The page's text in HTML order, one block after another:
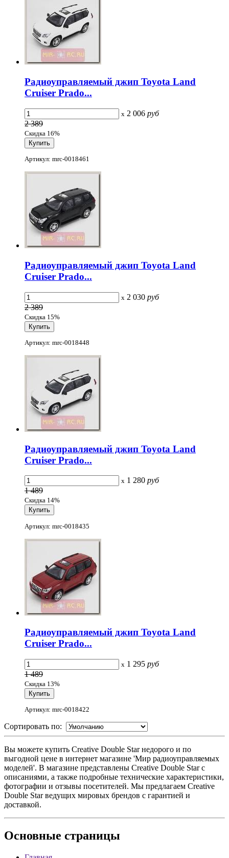
Радиоуправляемый джип Toyota Land
Cruiser Prado...
x 2 006 руб
2 389
Скидка 16%
Артикул: mrc-0018461
Радиоуправляемый джип Toyota Land
Cruiser Prado...
x 2 030 руб
2 389
Скидка 15%
Артикул: mrc-0018448
Радиоуправляемый джип Toyota Land
Cruiser Prado...
x 1 280 руб
1 489
Скидка 14%
Артикул: mrc-0018435
Радиоуправляемый джип Toyota Land
Cruiser Prado...
x 1 295 руб
1 489
Скидка 13%
Артикул: mrc-0018422
Сортировать по:
Вы можете купить Creative Double Star недорого и по
выгодной цене в интернет магазине 'Мир радиоуправляемых
моделей'. В магазине представлены Creative Double Star с
описаниями, а также подробные технические характеристики,
фотографии и отзывы посетителей. Мы предлагаем Creative
Double Star ведущих мировых брендов с гарантией и
доставкой.
Основные страницы